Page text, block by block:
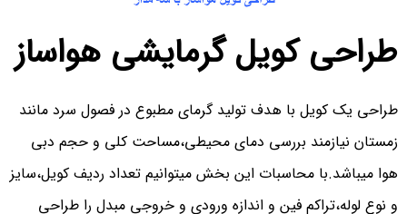
طراحی کویل گرمایشی هواساز
طراحی یک کویل با هدف تولید گرمای مطبوع در فصول سرد مانند
زمستان نیازمند بررسی دمای محیطی،مساحت کلی و حجم دبی
هوا میباشد.با محاسبات این بخش میتوانیم تعداد ردیف کویل،سایز
و نوع لوله،تراکم فین و اندازه ورودی و خروجی مبدل را طراحی